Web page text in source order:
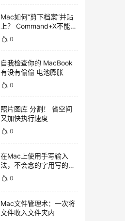
Mac如何“剪下档案”并贴
上？ Command+X不能
用，用这招吧！
0
自我检查你的 MacBook
有没有偷偷 电池膨胀
0
照片图库 分割！ 省空间
又加快执行速度
0
在Mac上使用手写输入
法，不会念的字用写的就
好！
0
Mac文件管理术：一次将
文件收入文件夹内